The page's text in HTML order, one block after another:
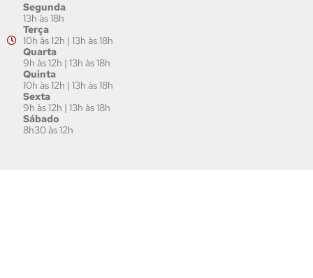
Segunda
13h às 18h
Terça
10h às 12h | 13h às 18h
Quarta
9h às 12h | 13h às 18h
Quinta
10h às 12h | 13h às 18h
Sexta
9h às 12h | 13h às 18h
Sábado
8h30 às 12h